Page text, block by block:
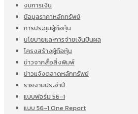
งบการเงิน
ข้อมูลราคาหลักทรัพย์
การประชุมผู้ถือหุ้น
นโยบายและการจ่ายเงินปันผล
โครงสร้างผู้ถือหุ้น
ข่าวจากสื่อสิ่งพิมพ์
ข่าวแจ้งตลาดหลักทรัพย์
รายงานประจำปี
แบบฟอร์ม 56-1
แบบ 56-1 One Report